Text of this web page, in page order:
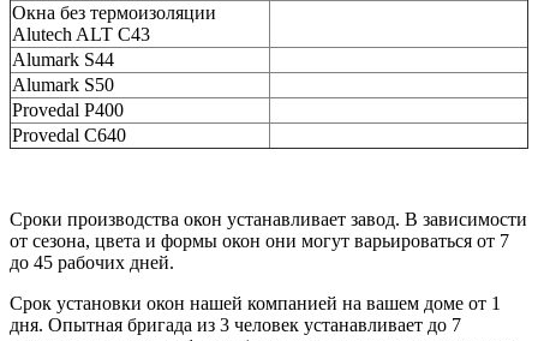
Окна без термоизоляции
Alutech ALT C43
Alumark S44
Alumark S50
Provedal P400
Provedal С640
Сроки производства окон устанавливает завод. В зависимости
от сезона, цвета и формы окон они могут варьироваться от 7
до 45 рабочих дней.
Срок установки окон нашей компанией на вашем доме от 1
дня. Опытная бригада из 3 человек устанавливает до 7